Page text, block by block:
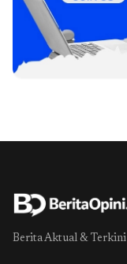
Berita Aktual & Terkini